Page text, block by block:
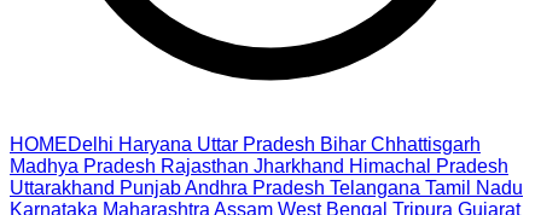
HOMEDelhi Haryana Uttar Pradesh Bihar Chhattisgarh
Madhya Pradesh Rajasthan Jharkhand Himachal Pradesh
Uttarakhand PunjabAndhra Pradesh Telangana Tamil Nadu
Karnataka Maharashtra Assam West Bengal Tripura Gujarat